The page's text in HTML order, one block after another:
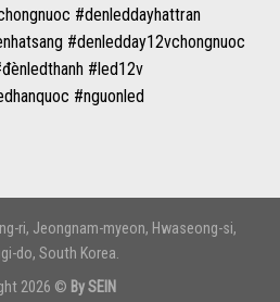
#denleddayhattran
#denledday12vchongnuoc
#led12v
#nguonled
ri, Jeongnam-myeon, Hwaseong-si,
do, South Korea.
2026 © By SEIN